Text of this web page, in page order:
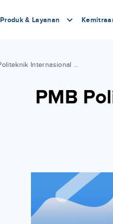
Produk & Layanan
PMB Politeknik Internasional Bali, Cek di Sini!
PMB